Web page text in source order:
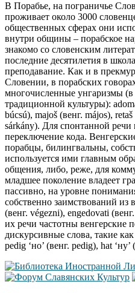
В Порабье, на пограничье
проживает около 3000
общественных сферах они
внутри общины – порабское
знакомо со словенским
последние десятилетия в
преподавание. Как и в
Словении, в порабских
многочисленные унгаризмы (в
традиционной культуры):
búcsú), majoš (венг. májos),
sárkány). Для спонтанной
переключение кода.
порабцы, билингвальны,
используется ими главным
общения, либо, реже, для
младшее поколение владеет
пассивно, на уровне
собственно заимствований из
(венг. végezni), engedovati
их речи частотны венгерские
дискурсивные слова, такие как
pedig ‘но’ (венг. pedig), hat ‘ну’